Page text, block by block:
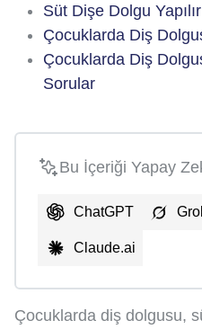
Süt Dişe Dolgu
Çocuklarda Diş
Çocuklarda Diş
Sorular
Bu İçeriği Yapay
ChatGPT
Claude.ai
Çocuklarda diş dolgusu,